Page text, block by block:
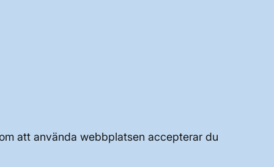
att använda webbplatsen accepterar du
JOBBA HÄR